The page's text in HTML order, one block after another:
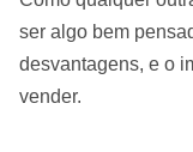
ser algo bem
desvantagens, e o
vender.